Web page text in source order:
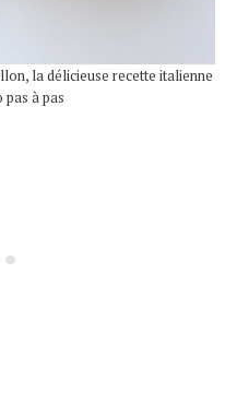
la délicieuse recette italienne
à pas